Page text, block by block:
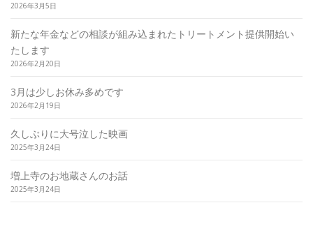
ご予約ページ（お急ぎのご予約はMINIMOが便利です）
店舗経営から丸３年。ここからはマネーの知識も開放したメニュ
2026年3月5日
新たな年金などの相談が組み込まれたトリートメント提供開始い
たします
2026年2月20日
3月は少しお休み多めです
2026年2月19日
久しぶりに大号泣した映画
2025年3月24日
増上寺のお地蔵さんのお話
2025年3月24日